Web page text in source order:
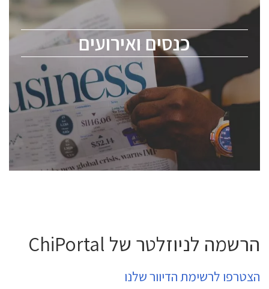
כנסים ואירועים
לכל העוסקים בתעשיית הסמיקונדקטור כולל מהנדסים,
ChipEx2026 will be held on May 12-13, 2026. The
conference is intended for everyone involved in the
semiconductor industry, including engineers,
professional experts, and senior executives.
לחץ לפרטים
הרשמה לניוזלטר של ChiPortal
הצטרפו לרשימת הדיוור שלנו